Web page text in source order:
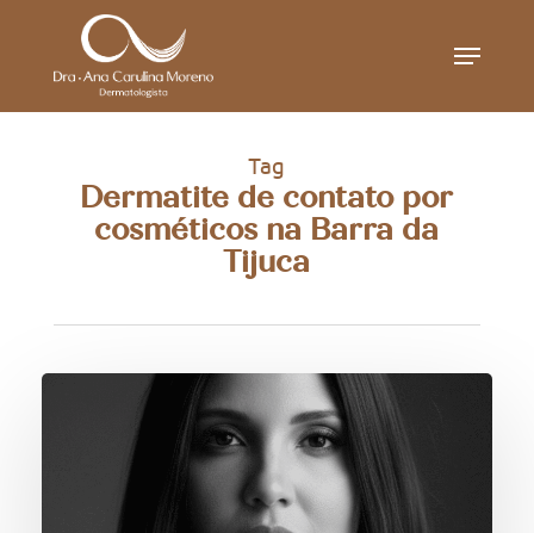
Menu
Tag
Dermatite de contato por
cosméticos na Barra da
Tijuca